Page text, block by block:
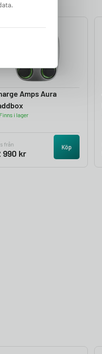
4.50
Amps Aura
Finns i lager
från
990 kr
Köp